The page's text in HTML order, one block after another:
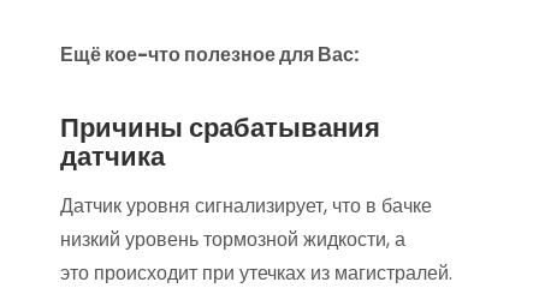
Ещё кое-что полезное для Вас:
Причины срабатывания
датчика
Датчик уровня сигнализирует, что в бачке
низкий уровень тормозной жидкости, а
это происходит при утечках из магистралей.